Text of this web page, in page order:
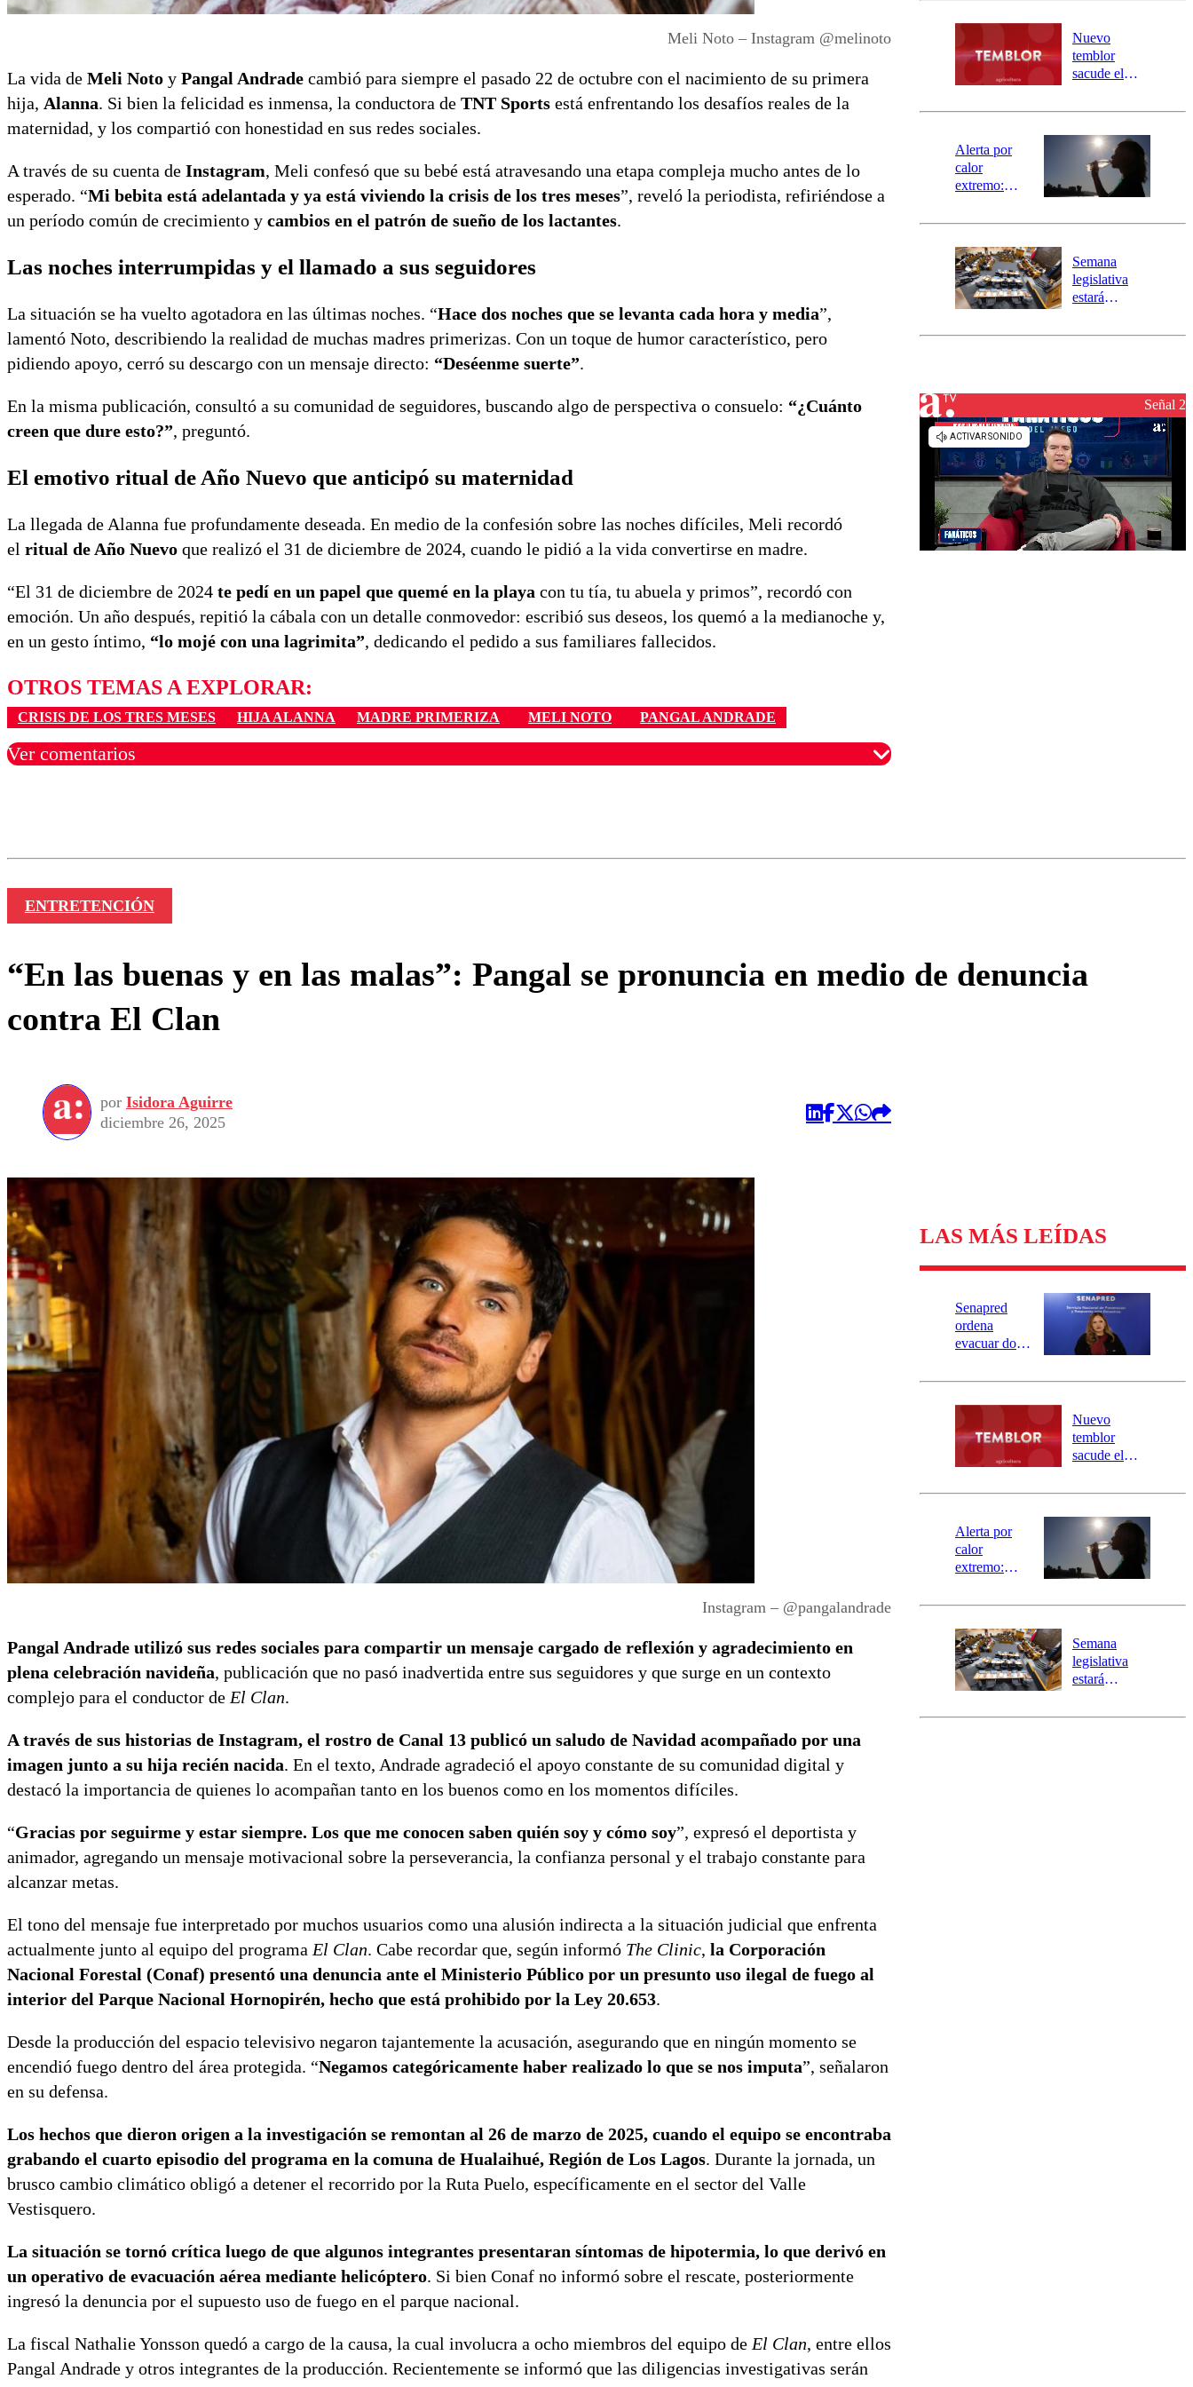
Meli Noto – Instagram @melinoto
La vida de Meli Noto y Pangal Andrade cambió para siempre el pasado 22 de octubre con el nacimiento de su primera
hija, Alanna. Si bien la felicidad es inmensa, la conductora de TNT Sports está enfrentando los desafíos reales de la
maternidad, y los compartió con honestidad en sus redes sociales.
A través de su cuenta de Instagram, Meli confesó que su bebé está atravesando una etapa compleja mucho antes de lo
esperado. “Mi bebita está adelantada y ya está viviendo la crisis de los tres meses”, reveló la periodista, refiriéndose a
un período común de crecimiento y cambios en el patrón de sueño de los lactantes.
Las noches interrumpidas y el llamado a sus seguidores
La situación se ha vuelto agotadora en las últimas noches. “Hace dos noches que se levanta cada hora y media”,
lamentó Noto, describiendo la realidad de muchas madres primerizas. Con un toque de humor característico, pero
pidiendo apoyo, cerró su descargo con un mensaje directo: “Deséenme suerte”.
En la misma publicación, consultó a su comunidad de seguidores, buscando algo de perspectiva o consuelo: “¿Cuánto
creen que dure esto?”, preguntó.
El emotivo ritual de Año Nuevo que anticipó su maternidad
La llegada de Alanna fue profundamente deseada. En medio de la confesión sobre las noches difíciles, Meli recordó
el ritual de Año Nuevo que realizó el 31 de diciembre de 2024, cuando le pidió a la vida convertirse en madre.
“El 31 de diciembre de 2024 te pedí en un papel que quemé en la playa con tu tía, tu abuela y primos”, recordó con
emoción. Un año después, repitió la cábala con un detalle conmovedor: escribió sus deseos, los quemó a la medianoche y,
en un gesto íntimo, “lo mojé con una lagrimita”, dedicando el pedido a sus familiares fallecidos.
OTROS TEMAS A EXPLORAR:
CRISIS DE LOS TRES MESES HIJA ALANNA MADRE PRIMERIZA MELI NOTO PANGAL ANDRADE
Ver comentarios
río Damas:
activa
mensajería
SAE
Nuevo
temblor
sacude el
revisa la
epicentro
Alerta por
calor
extremo:
activa Alerta
Preventiva en
tres comunas
Semana
legislativa
estará
el fin de la
reconstrucciónSeñal 2
ENTRETENCIÓN
“En las buenas y en las malas”: Pangal se pronuncia en medio de denuncia
contra El Clan
por Isidora Aguirre
diciembre 26, 2025
Instagram – @pangalandrade
Pangal Andrade utilizó sus redes sociales para compartir un mensaje cargado de reflexión y agradecimiento en
plena celebración navideña, publicación que no pasó inadvertida entre sus seguidores y que surge en un contexto
complejo para el conductor deEl Clan.
A través de sus historias de Instagram, el rostro de Canal 13 publicó un saludo de Navidad acompañado por una
imagen junto a su hija recién nacida. En el texto, Andrade agradeció el apoyo constante de su comunidad digital y
destacó la importancia de quienes lo acompañan tanto en los buenos como en los momentos difíciles.
“Gracias por seguirme y estar siempre. Los que me conocen saben quién soy y cómo soy”, expresó el deportista y
animador, agregando un mensaje motivacional sobre la perseverancia, la confianza personal y el trabajo constante para
alcanzar metas.
El tono del mensaje fue interpretado por muchos usuarios como una alusión indirecta a la situación judicial que enfrenta
actualmente junto al equipo del programaEl Clan. Cabe recordar que, según informó The Clinic, la Corporación
Nacional Forestal (Conaf) presentó una denuncia ante el Ministerio Público por un presunto uso ilegal de fuego al
interior del Parque Nacional Hornopirén, hecho que está prohibido por la Ley 20.653.
Desde la producción del espacio televisivo negaron tajantemente la acusación, asegurando que en ningún momento se
encendió fuego dentro del área protegida. “Negamos categóricamente haber realizado lo que se nos imputa”, señalaron
en su defensa.
Los hechos que dieron origen a la investigación se remontan al 26 de marzo de 2025, cuando el equipo se encontraba
grabando el cuarto episodio del programa en la comuna de Hualaihué, Región de Los Lagos. Durante la jornada, un
brusco cambio climático obligó a detener el recorrido por la Ruta Puelo, específicamente en el sector del Valle
Vestisquero.
La situación se tornó crítica luego de que algunos integrantes presentaran síntomas de hipotermia, lo que derivó en
un operativo de evacuación aérea mediante helicóptero. Si bien Conaf no informó sobre el rescate, posteriormente
ingresó la denuncia por el supuesto uso de fuego en el parque nacional.
La fiscal Nathalie Yonsson quedó a cargo de la causa, la cual involucra a ocho miembros del equipo deEl Clan, entre ellos
Pangal Andrade y otros integrantes de la producción. Recientemente se informó que las diligencias investigativas serán
LAS MÁS LEÍDAS
Senapred
ordena
evacuar dos
Carahue por
río Damas:
activa
mensajería
SAE
Nuevo
temblor
sacude el
revisa la
epicentro
Alerta por
calor
extremo:
activa Alerta
Preventiva en
tres comunas
Semana
legislativa
estará
el fin de la